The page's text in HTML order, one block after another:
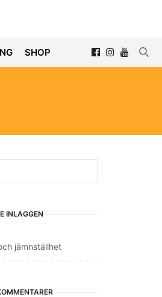
SHOP
INLÄGGEN
jämnställhet